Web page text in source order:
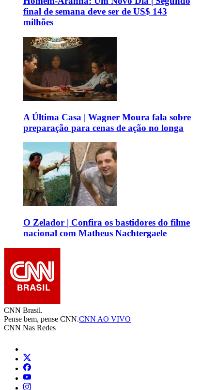
final de semana deve ser de US$ 143
milhões
A Última Casa | Wagner Moura fala sobre
preparação para cenas de ação no longa
O Zelador | Confira os bastidores do filme
nacional com Matheus Nachtergaele
CNN Brasil.
Pense bem, pense CNN.CNN AO VIVO
CNN Nas Redes